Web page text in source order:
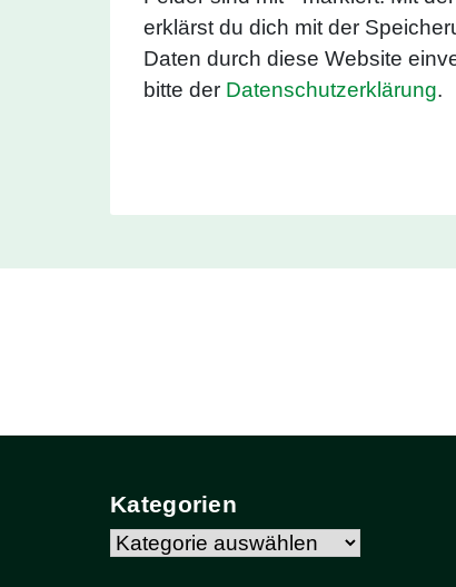
erklärst du dich mit der
Daten durch diese Website
bitte der Datenschutzerklärung.
Kategorien
Kategorien